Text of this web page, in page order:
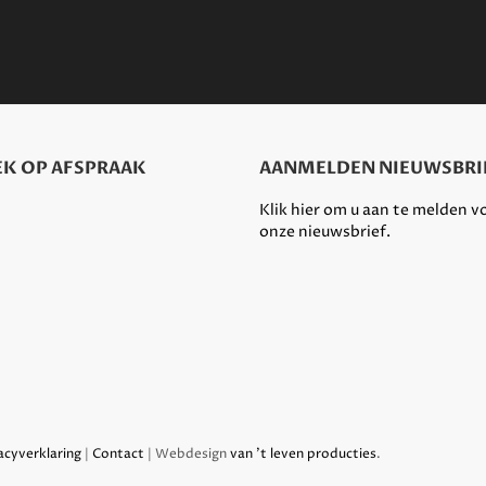
OP AFSPRAAK AANMELDEN
Klik hier om u aan te melden
onze nieuwsbrief.
| Contact | Webdesignvan 't leven producties.